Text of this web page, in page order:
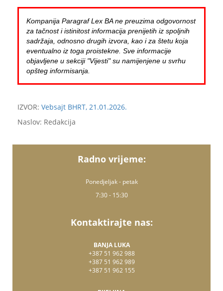
Kompanija Paragraf Lex BA ne preuzima odgovornost
za tačnost i istinitost informacija prenijetih iz spoljnih
sadržaja, odnosno drugih izvora, kao i za štetu koja
eventualno iz toga proistekne. Sve informacije
objavljene u sekciji "Vijesti" su namijenjene u svrhu
opšteg informisanja.
IZVOR: Vebsajt BHRT, 21.01.2026.
Naslov: Redakcija
Radno vrijeme:
Ponedjeljak - petak
7:30 - 15:30
Kontaktirajte nas:
BANJA LUKA
+387 51 962 988
+387 51 962 989
+387 51 962 155